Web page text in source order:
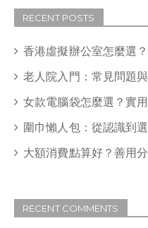
RECENT POSTS
香港虛擬辦公室怎麼選
老人院入門：常見問題
女款電腦袋怎麼選？實
圍巾懶人包：從認識到
大額消費點算好？善用
RECENT COMMENTS